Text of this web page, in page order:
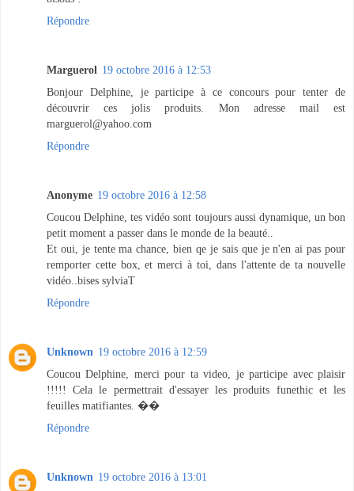
Répondre
Marguerol 19 octobre 2016 à 12:53
Bonjour Delphine, je participe à ce concours pour tenter de
découvrir ces jolis produits. Mon adresse mail est
marguerol@yahoo.com
Répondre
Anonyme 19 octobre 2016 à 12:58
Coucou Delphine, tes vidéo sont toujours aussi dynamique, un bon
petit moment a passer dans le monde de la beauté..
Et oui, je tente ma chance, bien qe je sais que je n'en ai pas pour
remporter cette box, et merci à toi, dans l'attente de ta nouvelle
vidéo..bises sylviaT
Répondre
Unknown 19 octobre 2016 à 12:59
Coucou Delphine, merci pour ta video, je participe avec plaisir
!!!!! Cela le permettrait d'essayer les produits funethic et les
feuilles matifiantes. ��
Répondre
Unknown 19 octobre 2016 à 13:01